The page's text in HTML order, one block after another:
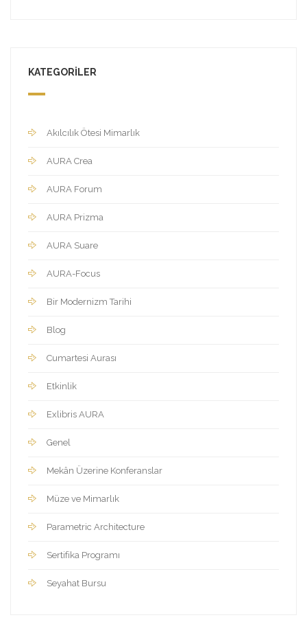
KATEGORILER
Akılcılık Ötesi Mimarlık
AURA Crea
AURA Forum
AURA Prizma
AURA Suare
AURA-Focus
Bir Modernizm Tarihi
Blog
Cumartesi Aurası
Etkinlik
Exlibris AURA
Genel
Mekân Üzerine Konferanslar
Müze ve Mimarlık
Parametric Architecture
Sertifika Programı
Seyahat Bursu